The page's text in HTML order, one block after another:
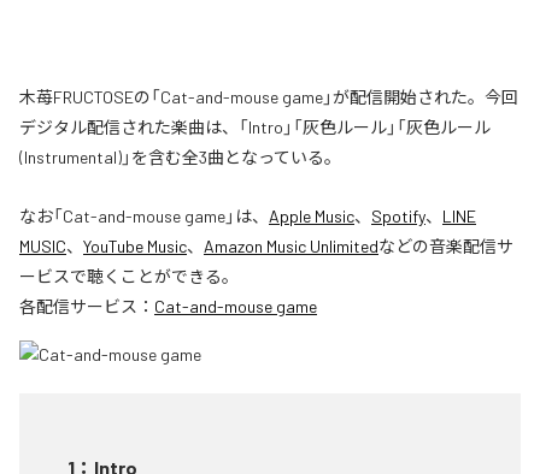
木苺FRUCTOSEの「Cat-and-mouse game」が配信開始された。今回
デジタル配信された楽曲は、「Intro」「灰色ルール」「灰色ルール
(Instrumental)」を含む全3曲となっている。
なお「Cat-and-mouse game」は、 Apple Music、 Spotify、 LINE
MUSIC、 YouTube Music、 Amazon Music Unlimitedなどの音楽配信サ
ービスで聴くことができる。
各配信サービス： Cat-and-mouse game
1 ： Intro